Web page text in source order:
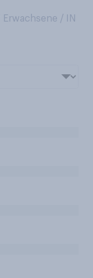
Erwachsene / IN